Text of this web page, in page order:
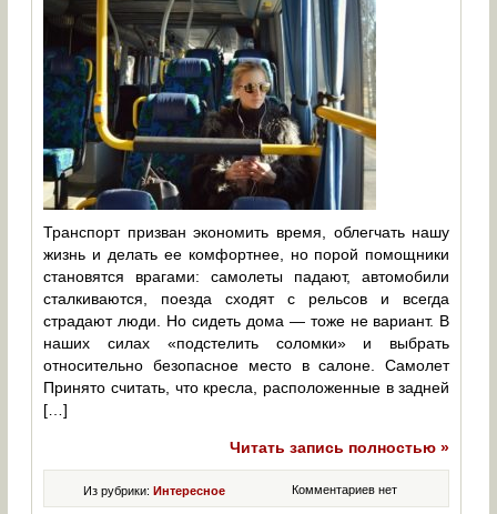
Транспорт призван экономить время, облегчать нашу
жизнь и делать ее комфортнее, но порой помощники
становятся врагами: самолеты падают, автомобили
сталкиваются, поезда сходят с рельсов и всегда
страдают люди. Но сидеть дома ― тоже не вариант. В
наших силах «подстелить соломки» и выбрать
относительно безопасное место в салоне. Самолет
Принято считать, что кресла, расположенные в задней
[…]
Читать запись полностью »
Комментариев нет
Из рубрики:Интересное